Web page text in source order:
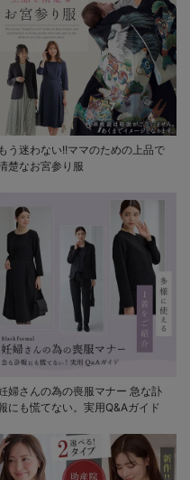
もう迷わない!!ママのための上品で
楚なお宮参り服
婦さんの為の喪服マナー 急な訃
にも慌てない。実用Q&Aガイド